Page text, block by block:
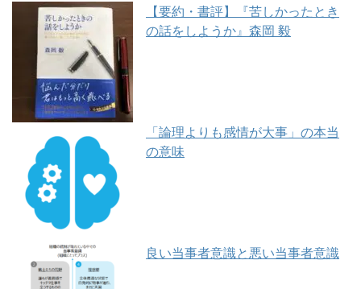
【要約・書評】『苦しかったとき
の話をしようか』森岡 毅
「論理よりも感情が大事」の本当
の意味
良い当事者意識と悪い当事者意識